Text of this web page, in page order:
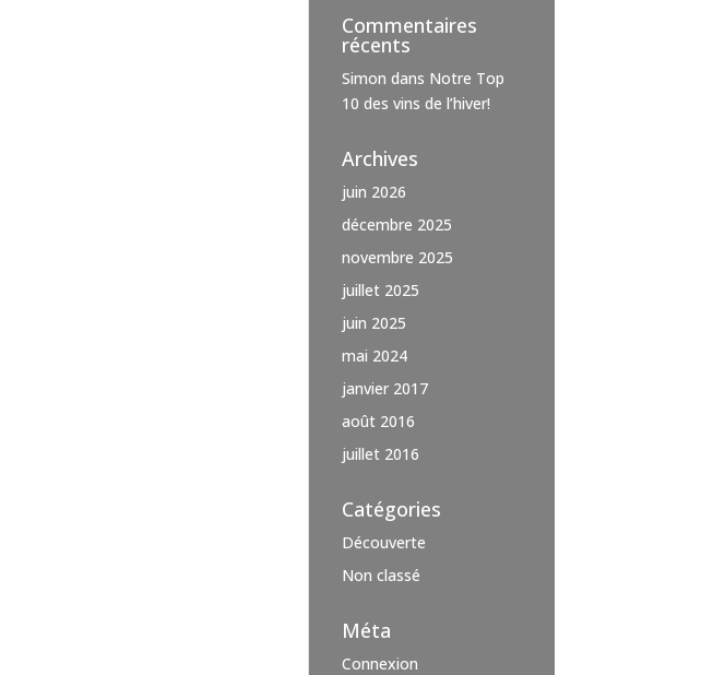
Commentaires
récents
Simon dans Notre Top
10 des vins de l’hiver!
Archives
juin 2026
décembre 2025
novembre 2025
juillet 2025
juin 2025
mai 2024
janvier 2017
août 2016
juillet 2016
Catégories
Découverte
Non classé
Méta
Connexion